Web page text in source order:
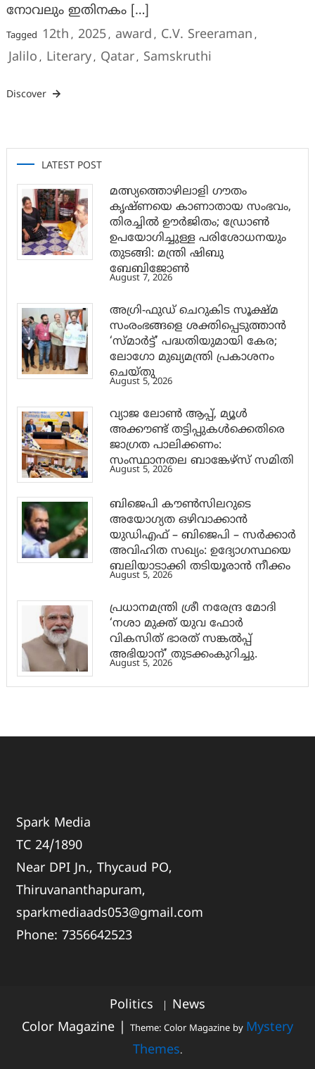
നോവലും ഇതിനകം […]
Tagged 12th , 2025, award , C.V. Sreeraman ,
Jalilo , Literary, Qatar, Samskruthi
Discover
LATEST POST
മത്സ്യത്തൊഴിലാളി ഗൗതം
കൃഷ്ണയെ കാണാതായ സംഭവം,
തിരച്ചിൽ ഊർജിതം; ഡ്രോണ്‍
ഉപയോഗിച്ചുള്ള പരിശോധനയും
തുടങ്ങി: മന്ത്രി ഷിബു
ബേബിജോണ്‍
August 7, 2026
അഗ്രി-ഫുഡ് ചെറുകിട സൂക്ഷ്മ
സംരംഭങ്ങളെ ശക്തിപ്പെടുത്താന്‍
‘സ്മാര്‍ട്ട്’ പദ്ധതിയുമായി കേര;
ലോഗോ മുഖ്യമന്ത്രി പ്രകാശനം
ചെയ്തു
August 5, 2026
വ്യാജ ലോൺ ആപ്പ്, മ്യൂൾ
അക്കൗണ്ട് തട്ടിപ്പുകൾക്കെതിരെ
ജാ​ഗ്രത പാലിക്കണം:
സംസ്ഥാനതല ബാങ്കേഴ്സ് സമിതി
August 5, 2026
ബിജെപി കൗൺസിലറുടെ
അയോഗ്യത ഒഴിവാക്കാൻ
യുഡിഎഫ് – ബിജെപി – സർക്കാർ
അവിഹിത സഖ്യം: ഉദ്യോഗസ്ഥയെ
ബലിയാടാക്കി തടിയൂരാൻ നീക്കം
August 5, 2026
പ്രധാനമന്ത്രി ശ്രീ നരേന്ദ്ര മോദി
‘നശാ മുക്ത് യുവ ഫോർ
വികസിത് ഭാരത് സങ്കൽപ്പ്
അഭിയാന്’ തുടക്കംകുറിച്ചു.
August 5, 2026
Spark Media
TC 24/1890
Near DPI Jn., Thycaud PO,
Thiruvananthapuram,
sparkmediaads053@gmail.com
Phone:7356642523
Politics
News
Color Magazine
Theme: Color Magazine by Mystery
Themes.